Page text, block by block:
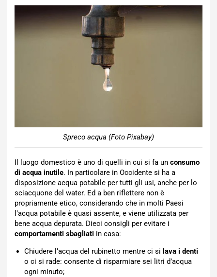
Spreco acqua (Foto Pixabay)
Il luogo domestico è uno di quelli in cui si fa un consumo
di acqua inutile. In particolare in Occidente si ha a
disposizione acqua potabile per tutti gli usi, anche per lo
sciacquone del water. Ed a ben riflettere non è
propriamente etico, considerando che in molti Paesi
l’acqua potabile è quasi assente, e viene utilizzata per
bene acqua depurata. Dieci consigli per evitare i
comportamenti sbagliati in casa:
Chiudere l’acqua del rubinetto mentre ci si lava i denti
o ci si rade: consente di risparmiare sei litri d’acqua
ogni minuto;